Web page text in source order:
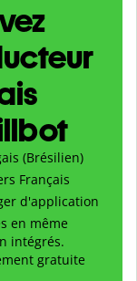
(Brésilien)
Français
d'application
en même
intégrés.
gratuite